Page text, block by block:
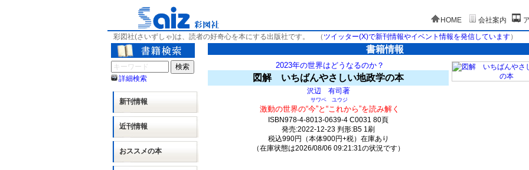
HOME 会社案内
彩図社(さいずしゃ)は、読者の好奇心を本にする出版社です。
（ ツイッター(X)で新刊情報やイベント情報を発信しています）
詳細検索
新刊情報
近刊情報
おススメの本
書籍情報
2023年の世界はどうなるのか？
図解 いちばんやさしい地政学の本
沢辺 有司著
サワベ ユウジ
激動の世界の“今”と“これから”を読み解く
ISBN978-4-8013-0639-4 C0031 80頁
発売:2022-12-23 判形:B5 1刷
税込990円（本体900円+税）在庫あり
（在庫状態は2026/08/06 09:21:31の状況です）